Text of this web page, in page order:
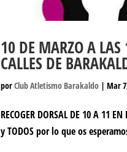
10 DE MARZO A
CALLES DE
porClub Atletismo Barakaldo |Mar
RECOGER DORSAL DE 10 A 11
y TODOS por lo que os